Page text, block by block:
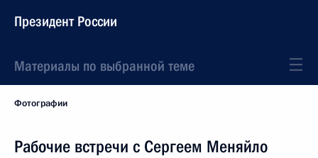
Президент России
Материалы по выбранной теме
Фотографии
Рабочие встречи с Сергеем Меняйло